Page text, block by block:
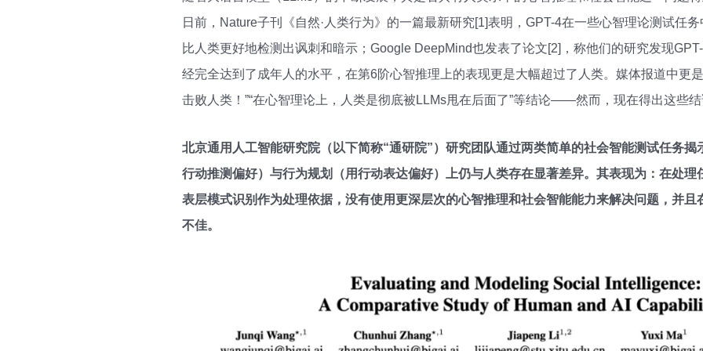
日前，Nature子刊《自然·人类行为》的一篇最新研究[1]表明，GPT-4在一些心智理论测试任
比人类更好地检测出讽刺和暗示；Google DeepMind也发表了论文[2]，称他们的研究发现
经完全达到了成年人的水平，在第6阶心智推理上的表现更是大幅超过了人类。媒体报道中更
击败人类！”“在心智理论上，人类是彻底被LLMs甩在后面了”等结论——然而，现在得出这些
北京通用人工智能研究院（以下简称“通研院”）研究团队通过两类简单的社会智能测试任务
行动推测偏好）与行为规划（用行动表达偏好）上仍与人类存在显著差异。其表现为：在处理
表层模式识别作为处理依据，没有使用更深层次的心智推理和社会智能能力来解决问题，并且
不佳。